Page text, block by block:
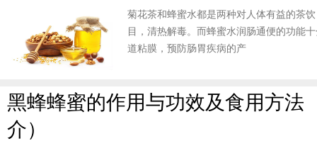
菊花茶和蜂蜜水都是两种对人体有益的茶
目，清热解毒。而蜂蜜水润肠通便的功能
道粘膜，预防肠胃疾病的产
黑蜂蜂蜜的作用与功效及食用方法
介）